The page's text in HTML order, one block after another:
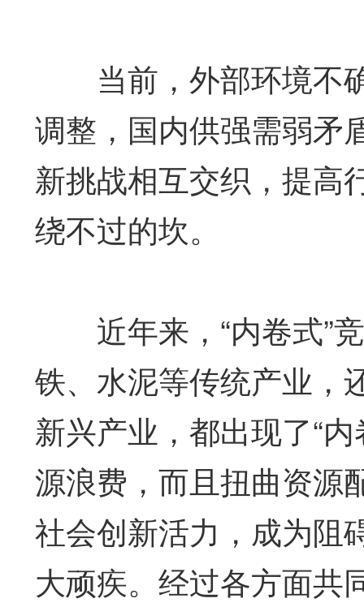
当前，外部环境不
调整，国内供强需弱矛
新挑战相互交织，提高
绕不过的坎。
近年来，“内卷式”
铁、水泥等传统产业，
新兴产业，都出现了“
源浪费，而且扭曲资源
社会创新活力，成为阻
大顽疾。经过各方面共